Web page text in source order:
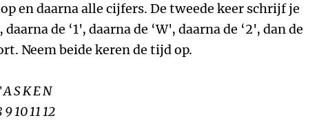
en daarna alle cijfers. De tweede keer schrijf je
daarna de ‘1', daarna de ‘W', daarna de ‘2', dan de
Neem beide keren de tijd op.
S K E N
9 10 11 12